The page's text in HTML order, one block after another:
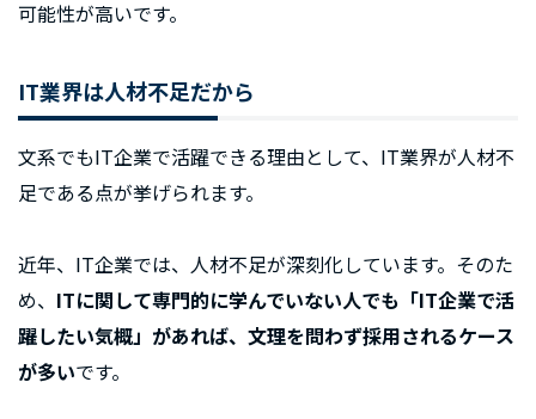
可能性が高いです。
IT業界は人材不足だから
文系でもIT企業で活躍できる理由として、IT業界が人材不
足である点が挙げられます。
近年、IT企業では、人材不足が深刻化しています。そのた
め、 ITに関して専門的に学んでいない人でも「IT企業で活
躍したい気概」があれば、文理を問わず採用されるケース
が多いです。